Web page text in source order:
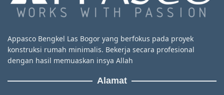
Appasco Bengkel Las Bogor yang berfokus pada proyek
konstruksi rumah minimalis. Bekerja secara profesional
dengan hasil memuaskan insya Allah
Alamat